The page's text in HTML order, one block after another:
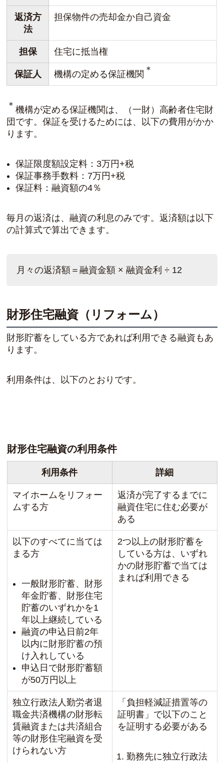
返済方
法
担保物件の売却金か自己資金
担保 住宅に抵当権
保証人 機構の定める保証機関 ＊
＊機構が定める保証機関は、（一財）高齢者住宅財
団です。保証を受けるためには、以下の費用がかか
ります。
保証限度額設定料：3万円+税
保証事務手数料：7万円+税
保証料：融資額の4％
毎月の返済は、融資の利息のみです。返済額は以下
の計算式で算出できます。
月々の返済額＝融資金額 × 融資金利 ÷ 12
財形住宅融資（リフォーム）
財形貯蓄をしている方であれば利用できる融資もあ
ります。
利用条件は、以下のとおりです。
財形住宅融資の利用条件
利用条件 詳細
マイホームをリフォー
ムする方
返済が完了するまでに
融資住宅に住む必要が
ある
以下のすべてに当ては
まる方
一般財形貯蓄、財形
年金貯蓄、財形住宅
貯蓄のいずれかを1
年以上継続している
融資の申込日前2年
以内に財形貯蓄の預
け入れしている
申込日で財形貯蓄額
が50万円以上
2つ以上の財形貯蓄を
している方は、いずれ
かの財形貯蓄で当ては
まれば利用できる
独立行政法人勤労者退
職金共済機構の財形転
賃融資または共済組合
等の財形住宅融資を受
けられない方
「負担軽減証措置等の
証明書」で以下のこと
を証明する必要がある
勤務先に独立行政法